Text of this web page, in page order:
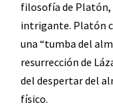
filosofía de Platón,
intrigante. Platón
una “tumba del
resurrección de
del despertar del
físico.